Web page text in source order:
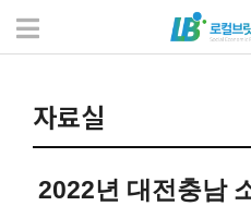
서식 및 자료
자료실
2022년 대전충남